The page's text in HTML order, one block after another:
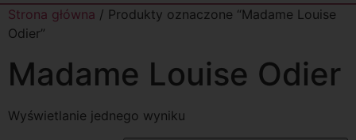
Strona główna / Produkty oznaczone “Madame Louise
Odier”
Madame Louise Odier
Wyświetlanie jednego wyniku